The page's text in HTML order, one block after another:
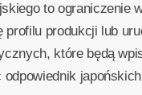
to
produkcji lub
które będą